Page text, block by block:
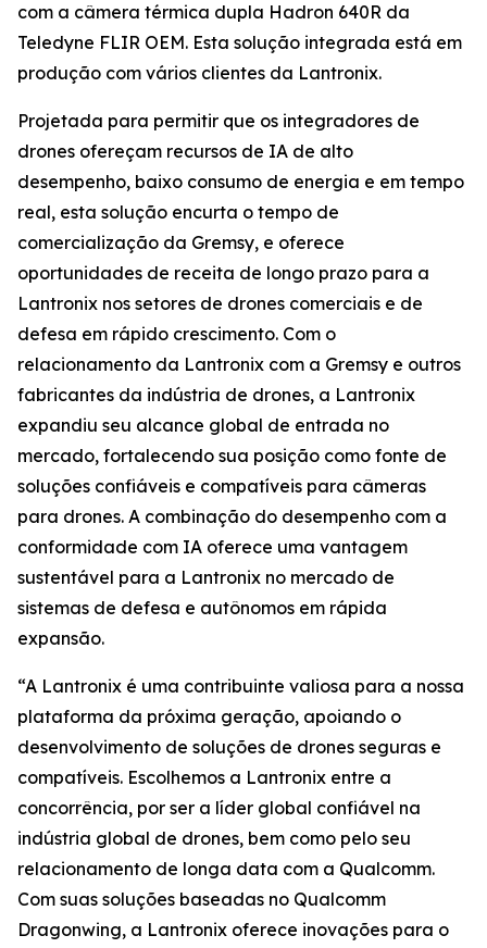
com a câmera térmica dupla Hadron 640R da
Teledyne FLIR OEM. Esta solução integrada está em
produção com vários clientes da Lantronix.
Projetada para permitir que os integradores de
drones ofereçam recursos de IA de alto
desempenho, baixo consumo de energia e em tempo
real, esta solução encurta o tempo de
comercialização da Gremsy, e oferece
oportunidades de receita de longo prazo para a
Lantronix nos setores de drones comerciais e de
defesa em rápido crescimento. Com o
relacionamento da Lantronix com a Gremsy e outros
fabricantes da indústria de drones, a Lantronix
expandiu seu alcance global de entrada no
mercado, fortalecendo sua posição como fonte de
soluções confiáveis e compatíveis para câmeras
para drones. A combinação do desempenho com a
conformidade com IA oferece uma vantagem
sustentável para a Lantronix no mercado de
sistemas de defesa e autônomos em rápida
expansão.
“A Lantronix é uma contribuinte valiosa para a nossa
plataforma da próxima geração, apoiando o
desenvolvimento de soluções de drones seguras e
compatíveis. Escolhemos a Lantronix entre a
concorrência, por ser a líder global confiável na
indústria global de drones, bem como pelo seu
relacionamento de longa data com a Qualcomm.
Com suas soluções baseadas no Qualcomm
Dragonwing, a Lantronix oferece inovações para o